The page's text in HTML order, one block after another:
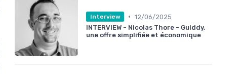
Interview • 12/06/2025
INTERVIEW - Nicolas Thore - Guiddy,
une offre simplifiée et économique